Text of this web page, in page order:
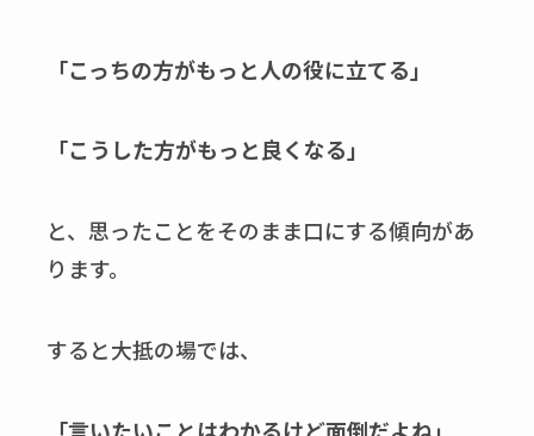
「こっちの方がもっと人の役に立てる」
「こうした方がもっと良くなる」
と、思ったことをそのまま口にする傾向があ
ります。
すると大抵の場では、